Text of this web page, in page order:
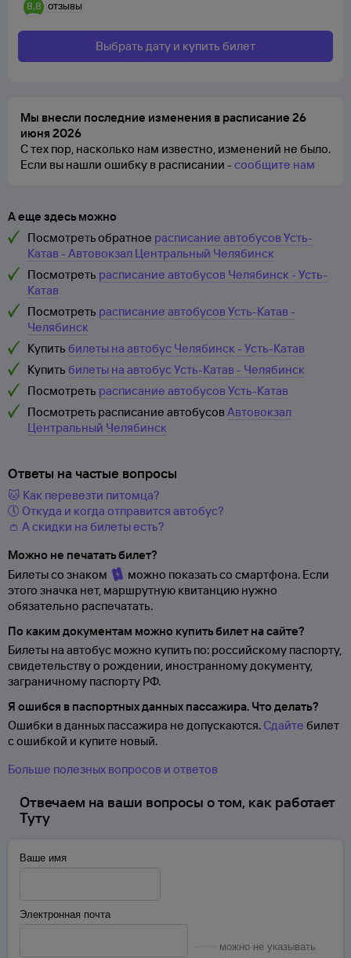
8,8 отзывы
Выбрать дату и купить билет
Мы внесли последние изменения в расписание 26
июня 2026
С тех пор, насколько нам известно, изменений не было.
Если вы нашли ошибку в расписании -сообщите нам
А еще здесь можно
Посмотреть обратное расписание автобусов Усть-
Катав - Автовокзал Центральный Челябинск
Посмотреть расписание автобусов Челябинск - Усть-
Катав
Посмотреть расписание автобусов Усть-Катав -
Челябинск
Купить билеты на автобус Челябинск - Усть-Катав
Купить билеты на автобус Усть-Катав - Челябинск
Посмотреть расписание автобусов Усть-Катав
Посмотреть расписание автобусовАвтовокзал
Центральный Челябинск
Ответы на частые вопросы
🐱 Как перевезти питомца?
🕔 Откуда и когда отправится автобус?
👛 А скидки на билеты есть?
Можно не печатать билет?
Билеты со знаком
можно показать со смартфона. Если
этого значка нет, маршрутную квитанцию нужно
обязательно распечатать.
По каким документам можно купить билет на сайте?
Билеты на автобус можно купить по: российскому паспорту,
свидетельству о рождении, иностранному документу,
заграничному паспорту РФ.
Я ошибся в паспортных данных пассажира. Что делать?
Ошибки в данных пассажира не допускаются. Сдайте билет
с ошибкой и купите новый.
Больше полезных вопросов и ответов
Отвечаем на ваши вопросы о том, как работает
Туту
Ваше имя
Электронная почта
можно не указывать